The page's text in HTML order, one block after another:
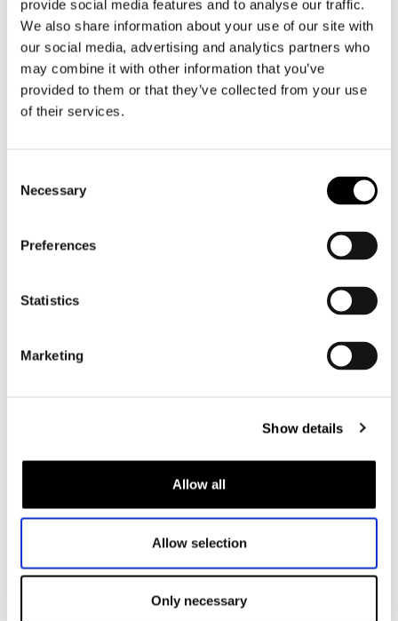
provide social media features and to analyse our traffic.
We also share information about your use of our site with
our social media, advertising and analytics partners who
may combine it with other information that you’ve
provided to them or that they’ve collected from your use
of their services.
Selection
Necessary
Preferences
Statistics
Marketing
Show details
Allow all
Allow selection
Only necessary
TCX
SALE
Portland
2 3 4
99 items